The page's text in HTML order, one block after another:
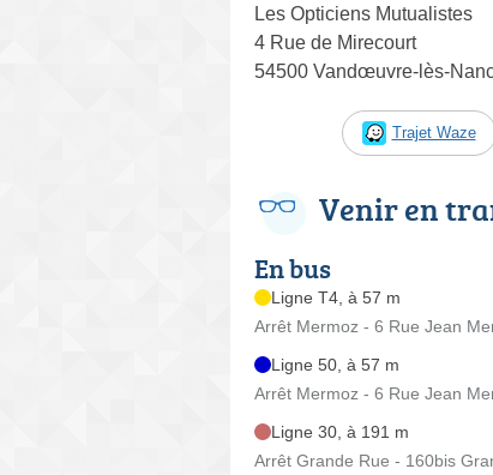
Les Opticiens Mutualistes
4 Rue de Mirecourt
54500 Vandœuvre-lès-
Trajet Waze
Venir en
En bus
Ligne T4, à 57 m
Arrêt Mermoz - 6 Rue Jean
Ligne 50, à 57 m
Arrêt Mermoz - 6 Rue Jean
Ligne 30, à 191 m
Arrêt Grande Rue - 160bis